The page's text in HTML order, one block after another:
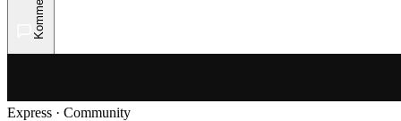
Express · Community